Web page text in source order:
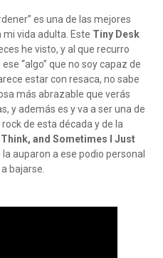
es una de las mejores
vida adulta. Este Tiny Desk
he visto, y al que recurro
“algo” que no soy capaz de
estar con resaca, no sabe
más abrazable que verás
y además es y va a ser una de
de esta década y de la
and Sometimes I Just
auparon a ese podio personal
bajarse.